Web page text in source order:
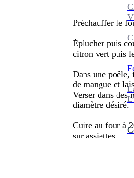
Préchauffer le
Éplucher puis
citron vert puis
Dans une
de mangue et
Verser dans des
diamètre désiré.
Cuire au four à
sur assiettes.